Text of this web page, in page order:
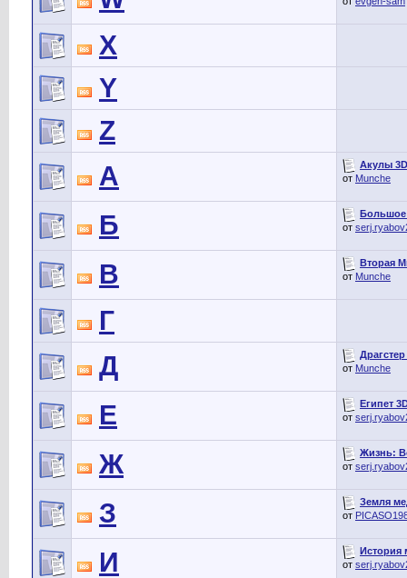
X
Y
Z
А
Акулы
от Munche
Б
Большое
от
В
Вторая
от Munche
Г
Д
от Munche
Е
Египет
от
Ж
Жизнь:
от
З
Земля
от
И
История
от